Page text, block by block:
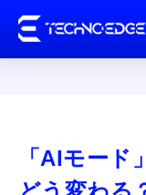
「AIモー